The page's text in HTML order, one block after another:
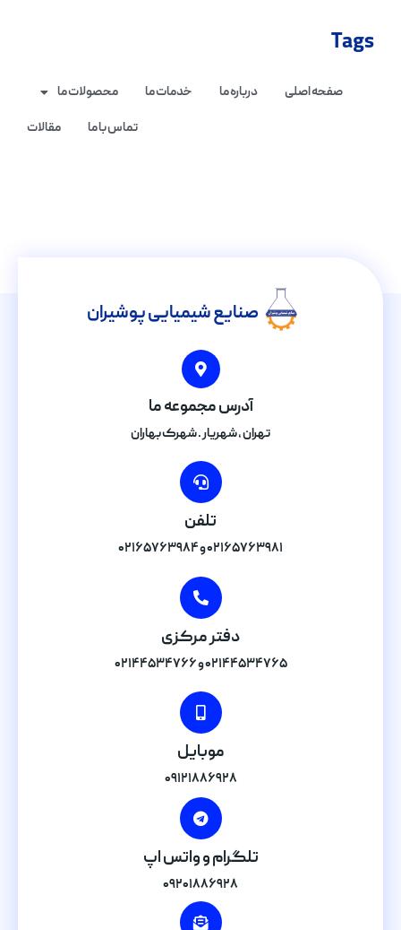
Tags
صفحه اصلی درباره ما خدمات ما
محصولات ما
تماس با ما
مقالات
صنایع شیمیایی پوشیران
آدرس مجموعه ما
تهران , شهریار . شهرک بهاران
تلفن
۰۲۱۶۵۷۶۳۹۸۱ و ۰۲۱۶۵۷۶۳۹۸۴
دفتر مرکزی
۰۲۱۴۴۵۳۴۷۶۵ و ۰۲۱۴۴۵۳۴۷۶۶
موبایل
۰۹۱۲۱۸۸۶۹۲۸
تلگرام و واتس اپ
۰۹۲۰۱۸۸۶۹۲۸